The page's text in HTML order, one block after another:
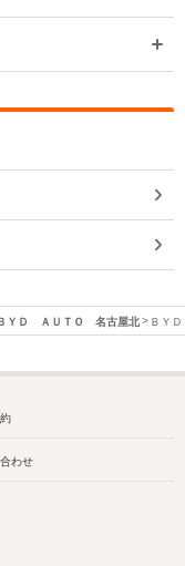
ＹＤ ＡＵＴＯ 名古屋北 ＢＹ
わせ